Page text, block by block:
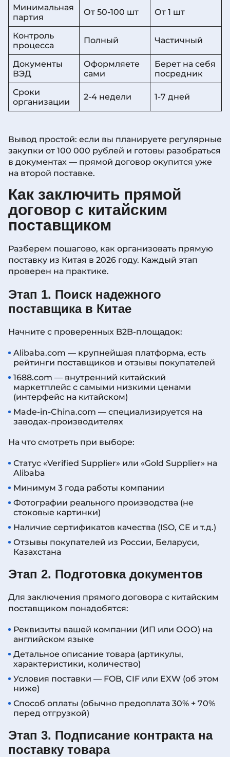
Минимальная
партия
От 50-100 шт От 1 шт
Контроль
процесса
Полный Частичный
Документы
ВЭД
Оформляете
сами
Берет на себя
посредник
Сроки
организации
2-4 недели 1-7 дней
Вывод простой: если вы планируете регулярные
закупки от 100 000 рублей и готовы разобраться
в документах — прямой договор окупится уже
на второй поставке.
Как заключить прямой
договор с китайским
поставщиком
Разберем пошагово, как организовать прямую
поставку из Китая в 2026 году. Каждый этап
проверен на практике.
Этап 1. Поиск надежного
поставщика в Китае
Начните с проверенных B2B-площадок:
Alibaba.com — крупнейшая платформа, есть
рейтинги поставщиков и отзывы покупателей
1688.com — внутренний китайский
маркетплейс с самыми низкими ценами
(интерфейс на китайском)
Made-in-China.com — специализируется на
заводах-производителях
На что смотреть при выборе:
Статус «Verified Supplier» или «Gold Supplier» на
Alibaba
Минимум 3 года работы компании
Фотографии реального производства (не
стоковые картинки)
Наличие сертификатов качества (ISO, CE и т.д.)
Отзывы покупателей из России, Беларуси,
Казахстана
Этап 2. Подготовка документов
Для заключения прямого договора с китайским
поставщиком понадобятся:
Реквизиты вашей компании (ИП или ООО) на
английском языке
Детальное описание товара (артикулы,
характеристики, количество)
Условия поставки — FOB, CIF или EXW (об этом
ниже)
Способ оплаты (обычно предоплата 30% + 70%
перед отгрузкой)
Этап 3. Подписание контракта на
поставку товара